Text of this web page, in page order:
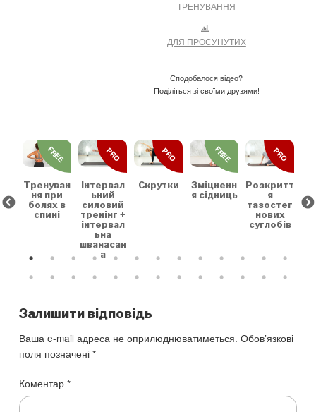
ТРЕНУВАННЯ
ДЛЯ ПРОСУНУТИХ
Сподобалося відео?
Поділіться зі своїми друзями!
Тренуван
ня при
болях в
спині
FREE
Інтервал
ьний
силовий
тренінг +
інтервал
ьна
шванасан
а
PRO
Скрутки
PRO
Зміцненн
я сідниць
FREE
Розкритт
я
тазостег
нових
суглобів
PRO
Залишити відповідь
Ваша e-mail адреса не оприлюднюватиметься. Обов’язкові
поля позначені*
Коментар*